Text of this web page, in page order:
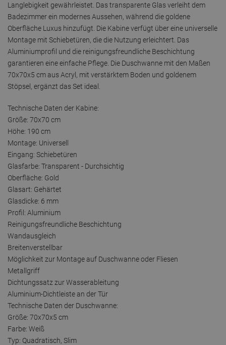
Langlebigkeit gewährleistet. Das transparente Glas verleiht dem
Badezimmer ein modernes Aussehen, während die goldene
Oberfläche Luxus hinzufügt. Die Kabine verfügt über eine universelle
Montage mit Schiebetüren, die die Nutzung erleichtert. Das
Aluminiumprofil und die reinigungsfreundliche Beschichtung
garantieren eine einfache Pflege. Die Duschwanne mit den Maßen
70x70x5 cm aus Acryl, mit verstärktem Boden und goldenem
Stöpsel, ergänzt das Set ideal.
Technische Daten der Kabine:
Größe: 70x70 cm
Höhe: 190 cm
Montage: Universell
Eingang: Schiebetüren
Glasfarbe: Transparent - Durchsichtig
Oberfläche: Gold
Glasart: Gehärtet
Glasdicke: 6 mm
Profil: Aluminium
Reinigungsfreundliche Beschichtung
Wandausgleich
Breitenverstellbar
Möglichkeit zur Montage auf Duschwanne oder Fliesen
Metallgriff
Dichtungssatz zur Wasserableitung
Aluminium-Dichtleiste an der Tür
Technische Daten der Duschwanne:
Größe: 70x70x5 cm
Farbe: Weiß
Typ: Quadratisch, Slim